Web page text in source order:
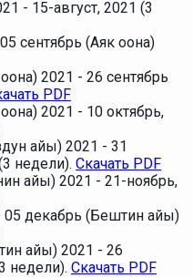
- 15-август, 2021 (3
сентябрь (Аяк оона)
2021 - 26 сентябрь
PDF
2021 - 10 октябрь,
айы) 2021 - 31
недели). Скачать PDF
айы) 2021 - 21-ноябрь,
05 декабрь (Бештин айы)
айы) 2021 - 26
недели). Скачать PDF